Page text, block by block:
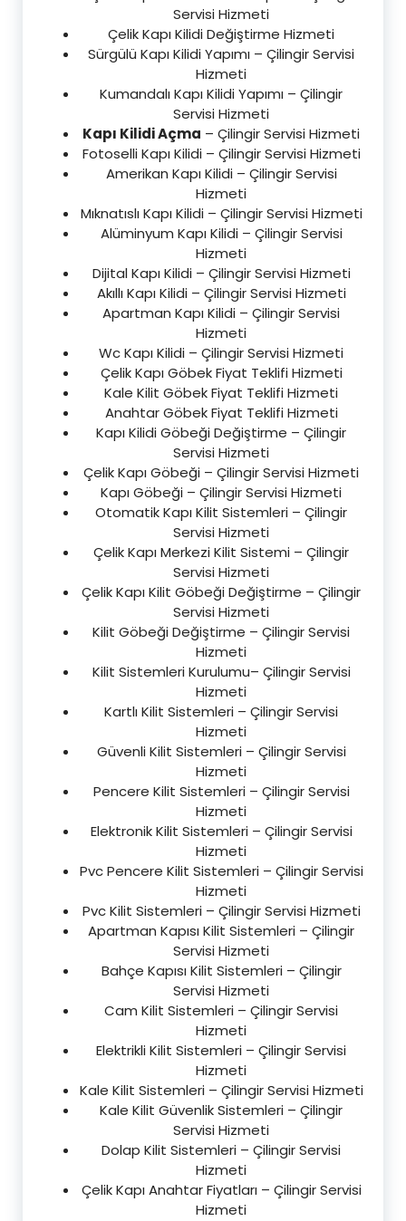
Servisi Hizmeti
Çelik Kapı Kilidi Değiştirme Hizmeti
Sürgülü Kapı Kilidi Yapımı – Çilingir Servisi
Hizmeti
Kumandalı Kapı Kilidi Yapımı – Çilingir
Servisi Hizmeti
Kapı Kilidi Açma – Çilingir Servisi Hizmeti
Fotoselli Kapı Kilidi – Çilingir Servisi Hizmeti
Amerikan Kapı Kilidi – Çilingir Servisi
Hizmeti
Mıknatıslı Kapı Kilidi – Çilingir Servisi Hizmeti
Alüminyum Kapı Kilidi – Çilingir Servisi
Hizmeti
Dijital Kapı Kilidi – Çilingir Servisi Hizmeti
Akıllı Kapı Kilidi – Çilingir Servisi Hizmeti
Apartman Kapı Kilidi – Çilingir Servisi
Hizmeti
Wc Kapı Kilidi – Çilingir Servisi Hizmeti
Çelik Kapı Göbek Fiyat Teklifi Hizmeti
Kale Kilit Göbek Fiyat Teklifi Hizmeti
Anahtar Göbek Fiyat Teklifi Hizmeti
Kapı Kilidi Göbeği Değiştirme – Çilingir
Servisi Hizmeti
Çelik Kapı Göbeği – Çilingir Servisi Hizmeti
Kapı Göbeği – Çilingir Servisi Hizmeti
Otomatik Kapı Kilit Sistemleri – Çilingir
Servisi Hizmeti
Çelik Kapı Merkezi Kilit Sistemi – Çilingir
Servisi Hizmeti
Çelik Kapı Kilit Göbeği Değiştirme – Çilingir
Servisi Hizmeti
Kilit Göbeği Değiştirme – Çilingir Servisi
Hizmeti
Kilit Sistemleri Kurulumu– Çilingir Servisi
Hizmeti
Kartlı Kilit Sistemleri – Çilingir Servisi
Hizmeti
Güvenli Kilit Sistemleri – Çilingir Servisi
Hizmeti
Pencere Kilit Sistemleri – Çilingir Servisi
Hizmeti
Elektronik Kilit Sistemleri – Çilingir Servisi
Hizmeti
Pvc Pencere Kilit Sistemleri – Çilingir Servisi
Hizmeti
Pvc Kilit Sistemleri – Çilingir Servisi Hizmeti
Apartman Kapısı Kilit Sistemleri – Çilingir
Servisi Hizmeti
Bahçe Kapısı Kilit Sistemleri – Çilingir
Servisi Hizmeti
Cam Kilit Sistemleri – Çilingir Servisi
Hizmeti
Elektrikli Kilit Sistemleri – Çilingir Servisi
Hizmeti
Kale Kilit Sistemleri – Çilingir Servisi Hizmeti
Kale Kilit Güvenlik Sistemleri – Çilingir
Servisi Hizmeti
Dolap Kilit Sistemleri – Çilingir Servisi
Hizmeti
Çelik Kapı Anahtar Fiyatları – Çilingir Servisi
Hizmeti